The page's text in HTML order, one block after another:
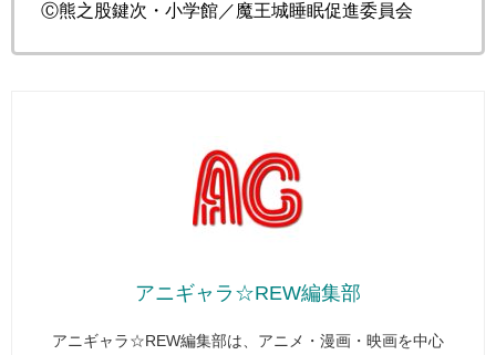
Ⓒ熊之股鍵次・小学館／魔王城睡眠促進委員会
アニギャラ☆REW編集部
アニギャラ☆REW編集部は、アニメ・漫画・映画を中心